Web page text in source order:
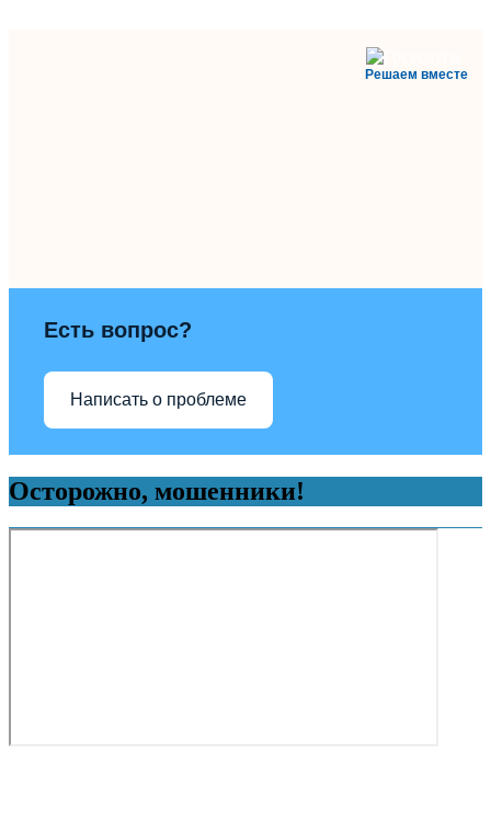
Решаем вместе
Есть вопрос?
Написать о проблеме
Осторожно, мошенники!